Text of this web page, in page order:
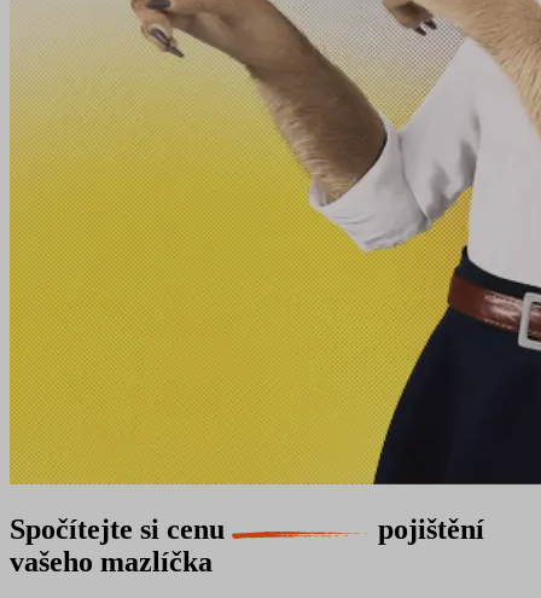
Spočítejte si cenu
pojištění
vašeho mazlíčka